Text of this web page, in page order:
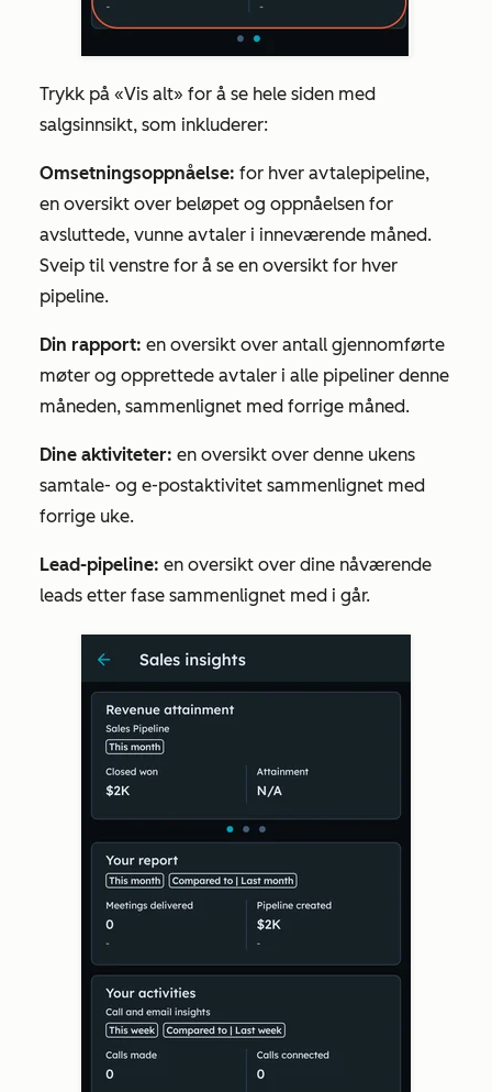
Trykk på «Vis alt» for å se hele siden med
salgsinnsikt, som inkluderer:
Omsetningsoppnåelse: for hver avtalepipeline,
en oversikt over beløpet og oppnåelsen for
avsluttede, vunne avtaler i inneværende måned.
Sveip til venstre for å se en oversikt for hver
pipeline.
Din rapport: en oversikt over antall gjennomførte
møter og opprettede avtaler i alle pipeliner denne
måneden, sammenlignet med forrige måned.
Dine aktiviteter: en oversikt over denne ukens
samtale- og e-postaktivitet sammenlignet med
forrige uke.
Lead-pipeline: en oversikt over dine nåværende
leads etter fase sammenlignet med i går.